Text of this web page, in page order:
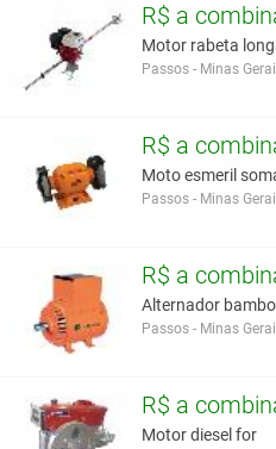
R$ a
Motor rabeta
Passos - Minas
R$ a
Moto esmeril
Passos - Minas
R$ a
Alternador
Passos - Minas
R$ a
Motor diesel for